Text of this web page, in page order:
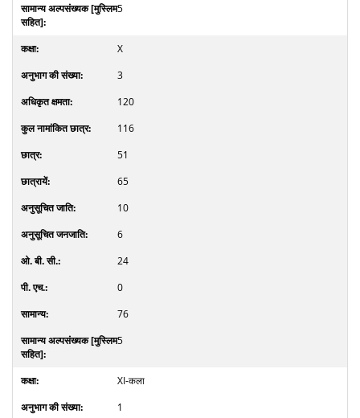
5
X
3
120
116
51
65
10
6
24
0
76
5
XI-कला
1